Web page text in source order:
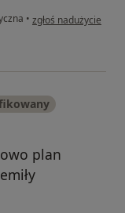
• w opinii użytkownika
zgłoś nadużycie
plan